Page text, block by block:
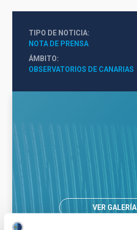
TIPO DE NOTICIA
NOTA DE PRENSA
ÁMBITO
OBSERVATORIOS DE CANARIAS
VER GALERÍA